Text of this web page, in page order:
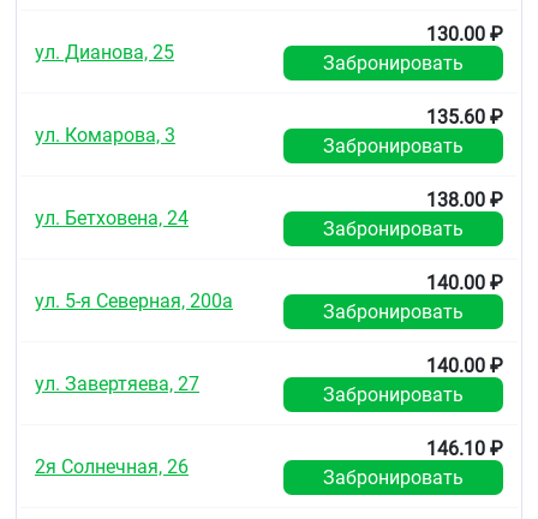
ул. Дианова, 25
130.00 ₽
Забронировать
ул. Комарова, 3
135.60 ₽
Забронировать
ул. Бетховена, 24
138.00 ₽
Забронировать
ул. 5-я Северная, 200а
140.00 ₽
Забронировать
ул. Завертяева, 27
140.00 ₽
Забронировать
2я Солнечная, 26
146.10 ₽
Забронировать